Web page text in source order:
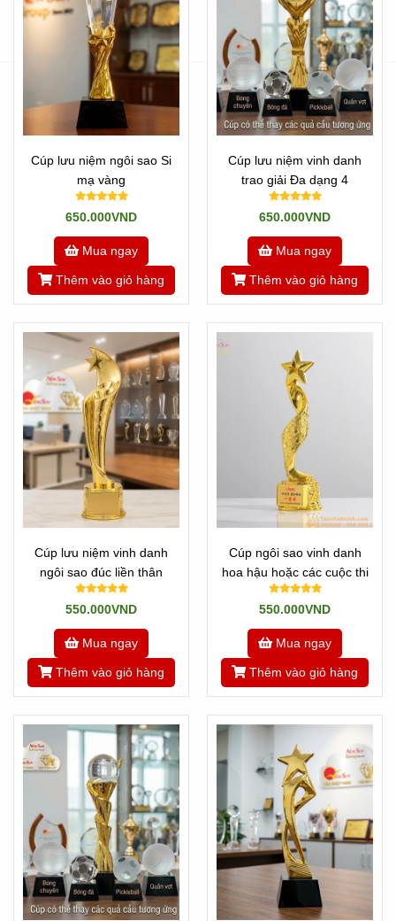
Cúp lưu niệm ngôi sao Si
mạ vàng
650.000VND
Mua ngay
Thêm vào giỏ hàng
Cúp lưu niệm vinh danh
trao giải Đa dạng 4
650.000VND
Mua ngay
Thêm vào giỏ hàng
Cúp lưu niệm vinh danh
ngôi sao đúc liền thân
550.000VND
Mua ngay
Thêm vào giỏ hàng
Cúp ngôi sao vinh danh
hoa hậu hoặc các cuộc thi
550.000VND
Mua ngay
Thêm vào giỏ hàng